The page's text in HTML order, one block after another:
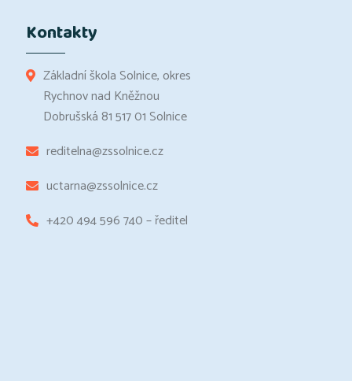
Kontakty
Základní škola Solnice, okres
Rychnov nad Kněžnou
Dobrušská 81 517 01 Solnice
reditelna@zssolnice.cz
uctarna@zssolnice.cz
+420 494 596 740 – ředitel